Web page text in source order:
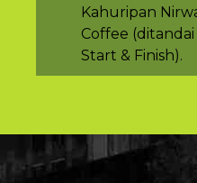
Kahuripan
Coffee
Start & Finish).